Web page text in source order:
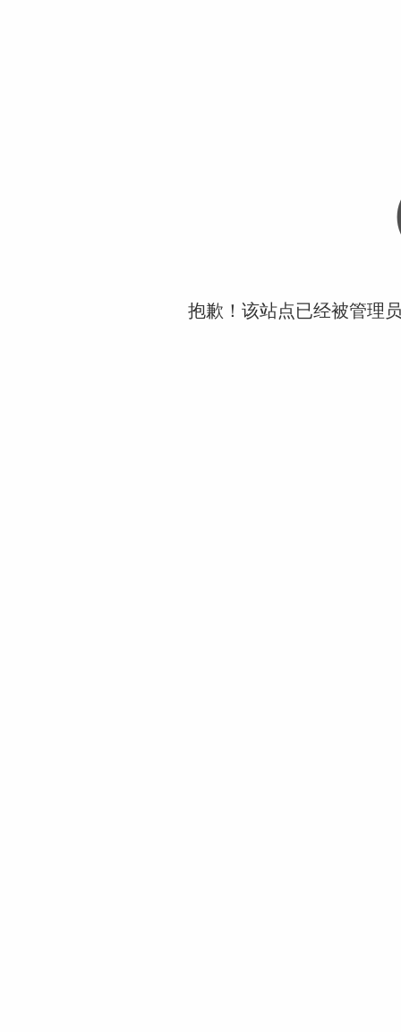
抱歉！该站点已经被管理